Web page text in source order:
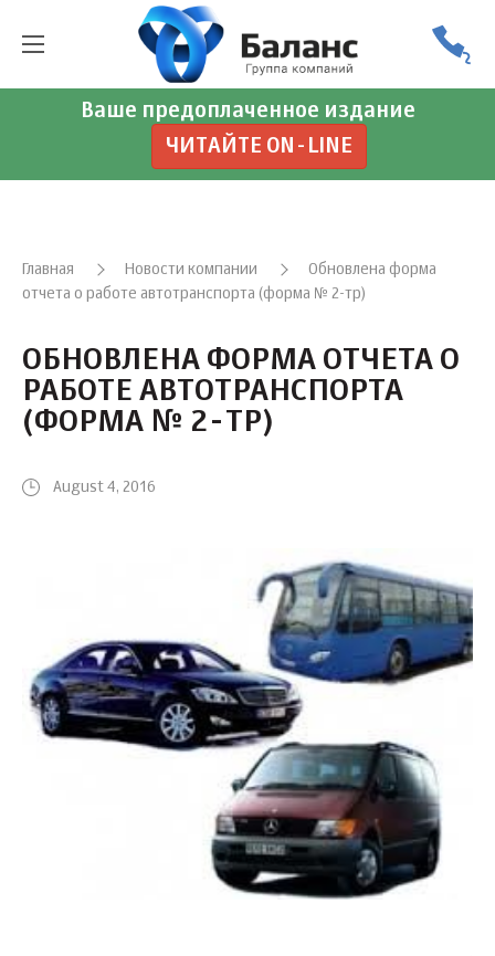
Ваше предоплаченное издание
ЧИТАЙТЕ ON-LINE
Главная Новости компании
Обновлена форма
отчета о работе автотранспорта (форма № 2-тр)
ОБНОВЛЕНА ФОРМА ОТЧЕТА О
РАБОТЕ АВТОТРАНСПОРТА
(ФОРМА № 2-ТР)
August 4, 2016